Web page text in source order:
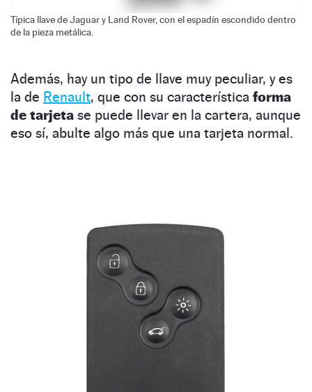
Típica llave de Jaguar y Land Rover, con el espadín escondido dentro
de la pieza metálica.
Además, hay un tipo de llave muy peculiar, y es
la de Renault, que con su característica forma
de tarjeta se puede llevar en la cartera, aunque
eso sí, abulte algo más que una tarjeta normal.